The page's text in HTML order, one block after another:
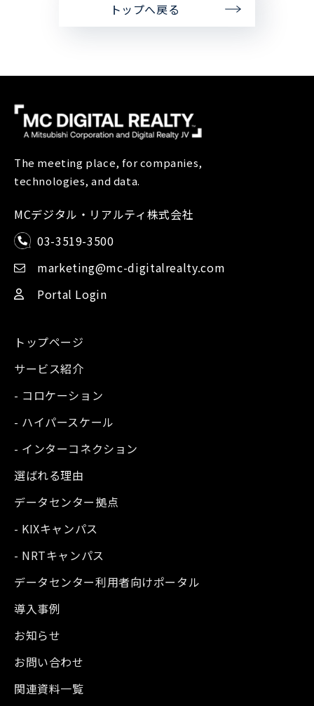
トップへ戻る
The meeting place, for companies,
technologies, and data.
MCデジタル・リアルティ株式会社
03-3519-3500
marketing@mc-digitalrealty.com
Portal Login
トップページ
サービス紹介
- コロケーション
- ハイパースケール
- インターコネクション
選ばれる理由
データセンター拠点
- KIXキャンパス
- NRTキャンパス
データセンター利用者向けポータル
導入事例
お知らせ
お問い合わせ
関連資料一覧